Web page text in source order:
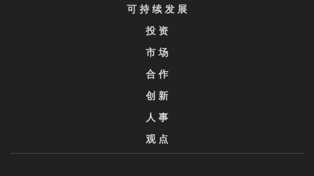
可 持 续 发 展
投 资
市 场
合 作
创 新
人 事
观 点